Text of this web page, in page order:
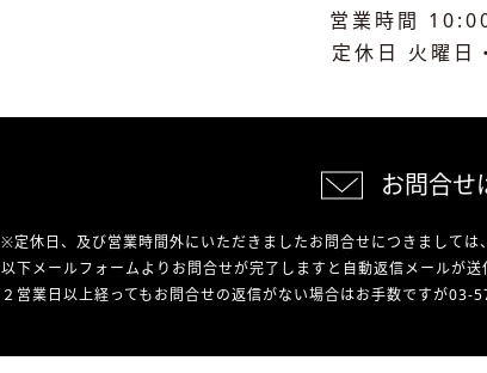
営業時間
定休日 火曜日
お問合せ
※定休日、及び営業時間外にいただきましたお問合せにつきましては
以下メールフォームよりお問合せが完了しますと自動返信メールが送
２営業日以上経ってもお問合せの返信がない場合はお手数ですが03-